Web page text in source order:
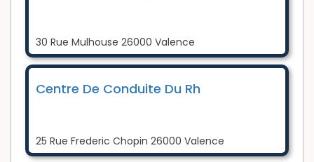
30 Rue Mulhouse 26000 Valence
Centre De Conduite Du Rh
25 Rue Frederic Chopin 26000 Valence